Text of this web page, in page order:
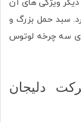
می باشد. از دیگر ویژگی های آن
سبد حمل بزرگ و
سه چرخه لوتوس
دلیجان